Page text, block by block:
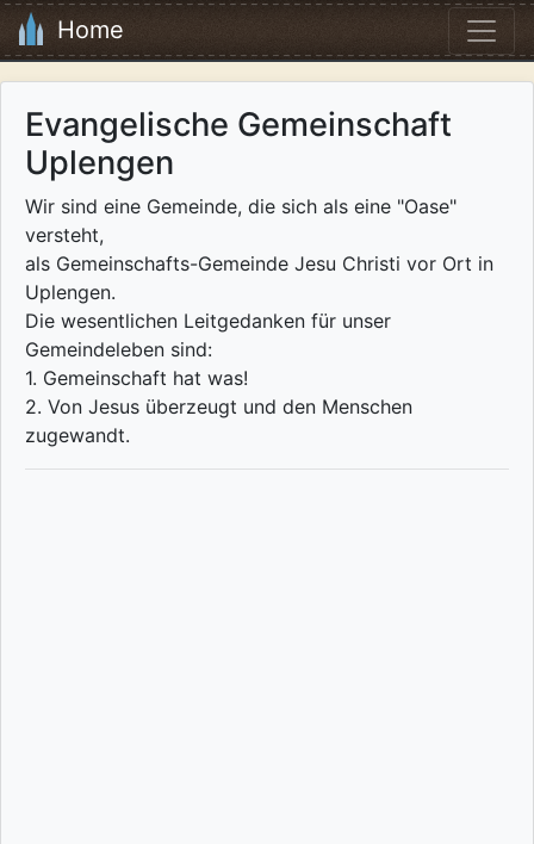
Home
Evangelische Gemeinschaft
Uplengen
Wir sind eine Gemeinde, die sich als eine "Oase"
versteht,
als Gemeinschafts-Gemeinde Jesu Christi vor Ort in
Uplengen.
Die wesentlichen Leitgedanken für unser
Gemeindeleben sind:
1. Gemeinschaft hat was!
2. Von Jesus überzeugt und den Menschen
zugewandt.